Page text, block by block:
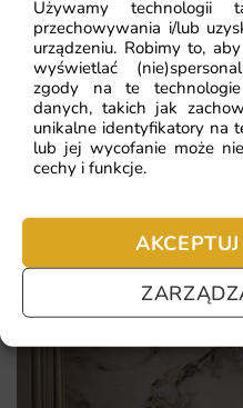
Używamy
przechowywania i/lub
urządzeniu. Robimy to,
wyświetlać
zgody na te
danych, takich jak
unikalne identyfikatory na
lub jej wycofanie może
cechy i funkcje.
Najczęściej
Pomagamy i doradzamy
nie chcesz czekać –